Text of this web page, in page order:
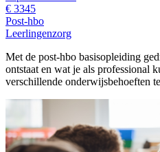
€ 3345
Post-hbo
Leerlingenzorg
Met de post-hbo basisopleiding
ontstaat en wat je als professional
verschillende onderwijsbehoeften